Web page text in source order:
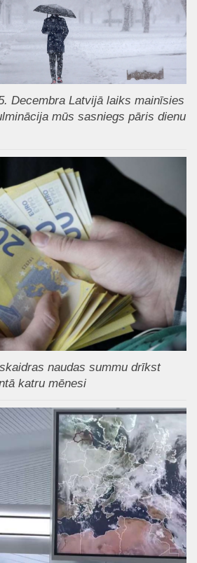
Decembra Latvijā laiks mainīsies
mūs sasniegs pāris dienu
naudas summu drīkst
katru mēnesi